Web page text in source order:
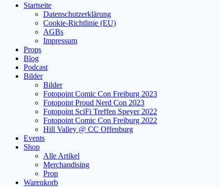
Startseite
Datenschutzerklärung
Cookie-Richtlinie (EU)
AGBs
Impressum
Props
Blog
Podcast
Bilder
Bilder
Fotopoint Comic Con Freiburg 2023
Fotopoint Proud Nerd Con 2023
Fotopoint SciFi Treffen Speyer 2022
Fotopoint Comic Con Freiburg 2022
Hill Valley @ CC Offenburg
Events
Shop
Alle Artikel
Merchandising
Prop
Warenkorb